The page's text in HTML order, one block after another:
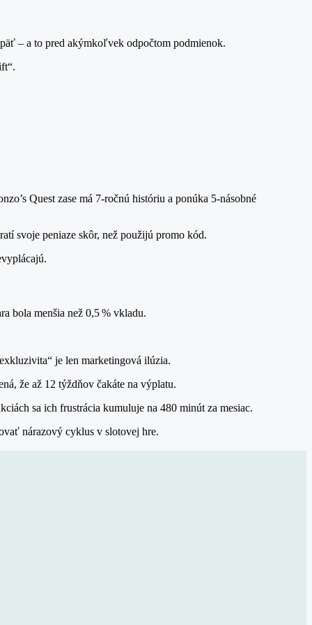
– a to pred akýmkoľvek odpočtom podmienok.
Quest zase má 7‑ročnú históriu a ponúka 5‑násobné
svoje peniaze skôr, než použijú promo kód.
bola menšia než 0,5 % vkladu.
je len marketingová ilúzia.
že až 12 týždňov čakáte na výplatu.
sa ich frustrácia kumuluje na 480 minút za mesiac.
nárazový cyklus v slotovej hre.